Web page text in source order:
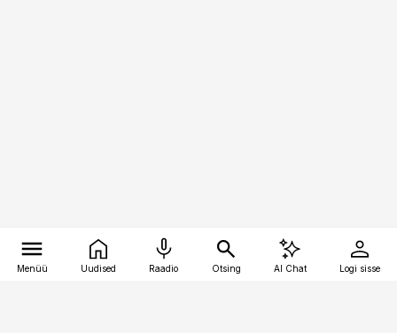
Menüü Uudised Raadio Otsing AI Chat Logi sisse